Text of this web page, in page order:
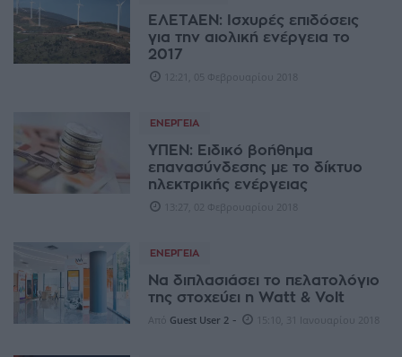
ΕΛΕΤΑΕΝ: Ισχυρές επιδόσεις
για την αιολική ενέργεια το
2017
12:21, 05 Φεβρουαρίου 2018
ΕΝΈΡΓΕΙΑ
ΥΠΕΝ: Ειδικό βοήθημα
επανασύνδεσης με το δίκτυο
ηλεκτρικής ενέργειας
13:27, 02 Φεβρουαρίου 2018
ΕΝΈΡΓΕΙΑ
Να διπλασιάσει το πελατολόγιο
της στοχεύει η Watt & Volt
Από Guest User 2- 15:10, 31 Ιανουαρίου 2018